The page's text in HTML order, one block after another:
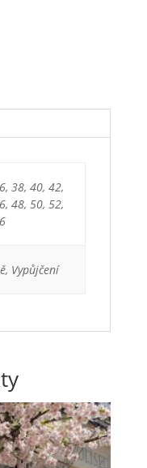
38, 40, 42,
48, 50, 52,
Vypůjčení